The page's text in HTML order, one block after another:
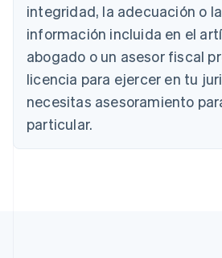
integridad, la adecuación o
información incluida en el
abogado o un asesor fiscal
licencia para ejercer en tu
necesitas asesoramiento
particular.
Brasil
PortuguêsEnglish
Bulgaria
English
Canadá
EnglishFrançais
China continental
简体中文 English
Chipre